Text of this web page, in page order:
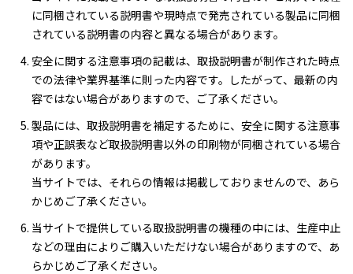
に同梱されている説明書や現時点で発売されている製品に同梱
されている説明書の内容と異なる場合があります。
安全に関する注意事項の記載は、取扱説明書が制作された時点
での法律や業界基準に則った内容です。したがって、最新の内
容ではない場合がありますので、ご了承ください。
製品には、取扱説明書を補足するために、安全に関する注意事
項や正誤表など取扱説明書以外の印刷物が同梱されている場合
があります。
当サイトでは、それらの情報は掲載しておりませんので、あら
かじめご了承ください。
当サイトで提供している取扱説明書の機種の中には、生産中止
などの理由によりご購入いただけない場合がありますので、あ
らかじめご了承ください。